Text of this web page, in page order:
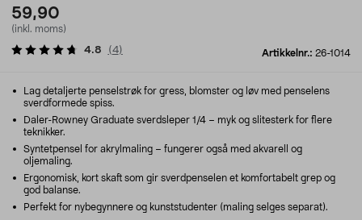
59,90
(inkl. moms)
Artikkelnr.: 26-1014
4.8 (4)
Lag detaljerte penselstrøk for gress, blomster og løv med penselens
sverdformede spiss.
Daler-Rowney Graduate sverdsleper 1/4 – myk og slitesterk for flere
teknikker.
Syntetpensel for akrylmaling – fungerer også med akvarell og
oljemaling.
Ergonomisk, kort skaft som gir sverdpenselen et komfortabelt grep og
god balanse.
Perfekt for nybegynnere og kunststudenter (maling selges separat).